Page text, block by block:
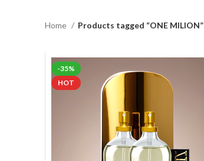
Home Products tagged “ONE MILION”
-35%
HOT